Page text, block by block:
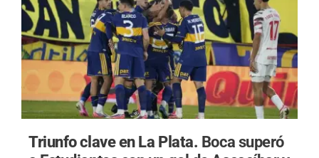
Triunfo clave en La Plata. Boca superó